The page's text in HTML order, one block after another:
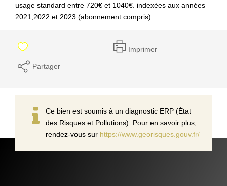
usage standard entre 720€ et 1040€. indexées aux années
2021,2022 et 2023 (abonnement compris).
Imprimer
Partager
Ce bien est soumis à un diagnostic ERP (État
des Risques et Pollutions). Pour en savoir plus,
rendez-vous sur https://www.georisques.gouv.fr/